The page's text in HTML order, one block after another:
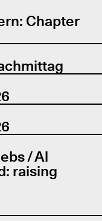
Chapter
/ Al
raising